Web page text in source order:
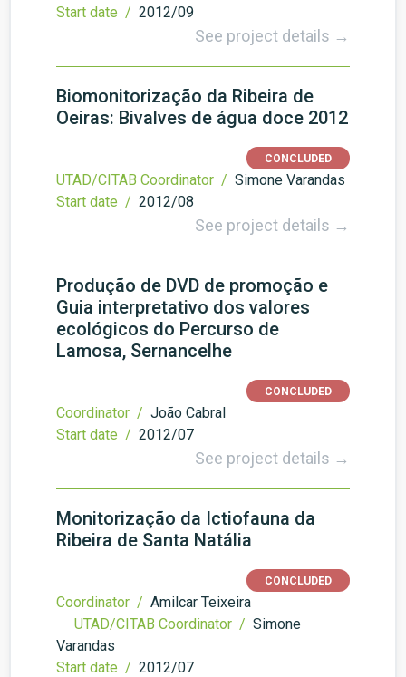
Start date / 2012/09
See project details →
Biomonitorização da Ribeira de
Oeiras: Bivalves de água doce 2012
CONCLUDED
UTAD/CITAB Coordinator / Simone Varandas
Start date / 2012/08
See project details →
Produção de DVD de promoção e
Guia interpretativo dos valores
ecológicos do Percurso de
Lamosa, Sernancelhe
CONCLUDED
Coordinator / João Cabral
Start date / 2012/07
See project details →
Monitorização da Ictiofauna da
Ribeira de Santa Natália
CONCLUDED
Coordinator / Amilcar Teixeira
UTAD/CITAB Coordinator / Simone
Varandas
Start date / 2012/07